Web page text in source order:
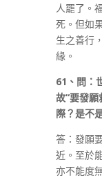
人罷了。
死。但如
生之善行
緣。
61 、問：
故“要發願
際？是不
答：發願
近。至於
亦不能度